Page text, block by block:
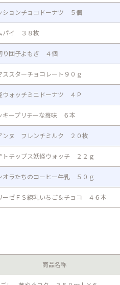
ションチョコドーナツ ５個
パイ ３８枚
団子よもぎ ４個
ススターチョコレート９０ｇ
ォッチミニドーナツ ４Ｐ
ープリチーな苺味 ６本
ンヌ フレンチミルク ２０枚
チップス妖怪ウォッチ ２２ｇ
ラたちのコーヒー牛乳 ５０ｇ
ゼＦＳ練乳いちご＆チョコ ４６本
商品名称